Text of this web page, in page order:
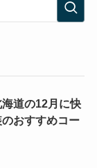
海道の12月に快
おすすめコー